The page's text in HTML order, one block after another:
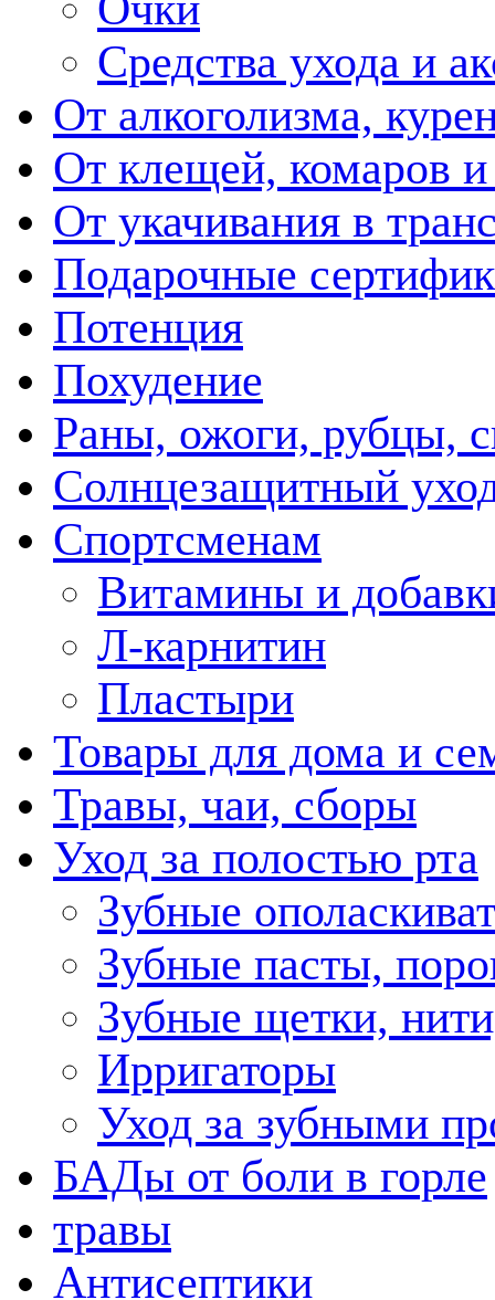
Средства ухода и
От алкоголизма,
От клещей, комаров
От укачивания в
Подарочные
Потенция
Похудение
Раны, ожоги, рубцы,
Солнцезащитный
Спортсменам
Витамины и
Л-карнитин
Пластыри
Товары для дома и
Травы, чаи, сборы
Уход за полостью рта
Зубные
Зубные пасты,
Зубные щетки,
Ирригаторы
Уход за зубными
БАДы от боли в горле
травы
Антисептики